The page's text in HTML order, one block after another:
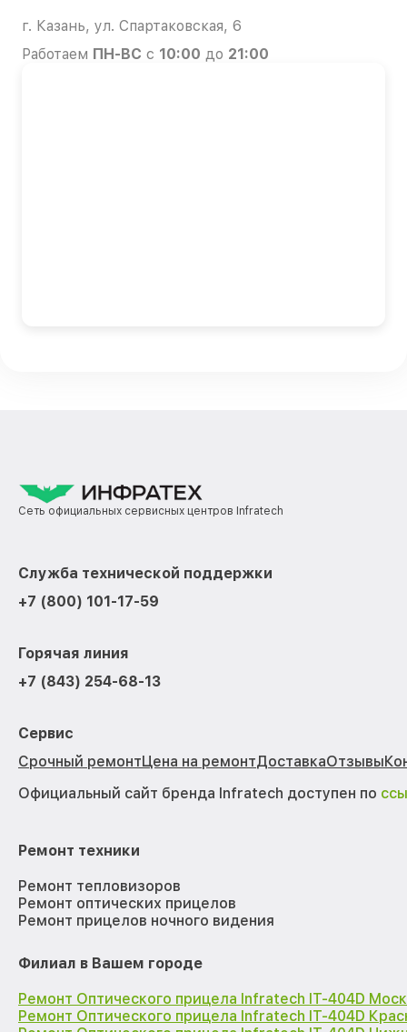
г. Казань, ул. Спартаковская, 6
Работаем ПН-ВС с 10:00 до 21:00
Сеть официальных сервисных центров Infratech
Служба технической поддержки
+7 (800) 101-17-59
Горячая линия
+7 (843) 254-68-13
Сервис
Срочный ремонтЦена на ремонтДоставкаОтзывы
Официальный сайт бренда Infratech доступен по
Ремонт техники
Ремонт тепловизоров
Ремонт оптических прицелов
Ремонт прицелов ночного видения
Филиал в Вашем городе
Ремонт Оптического прицела Infratech IT-404D
Ремонт Оптического прицела Infratech IT-404D